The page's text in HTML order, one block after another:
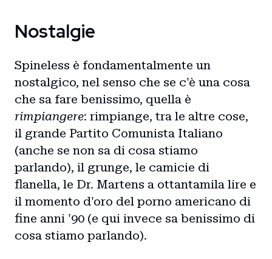
Home
Intro
Blog
Storie
Collaborazioni
Nostalgie
Spineless è fondamentalmente un
nostalgico, nel senso che se c'è una cosa
che sa fare benissimo, quella è
rimpiangere: rimpiange, tra le altre cose,
il grande Partito Comunista Italiano
(anche se non sa di cosa stiamo
parlando), il grunge, le camicie di
flanella, le Dr. Martens a ottantamila lire e
il momento d'oro del porno americano di
fine anni '90 (e qui invece sa benissimo di
cosa stiamo parlando).